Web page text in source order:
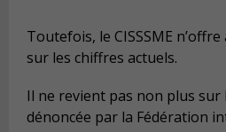
Toutefois, le CISSSME
sur les chiffres actuels.
Il ne revient pas non plus
dénoncée par la Fédération